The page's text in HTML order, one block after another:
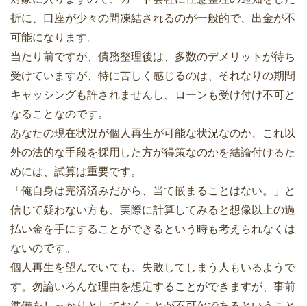
折に、口座が少々の間凍結されるのが一般的で、出金が不
可能になります。
当たり前ですが、債務整理後は、多数のデメリットが待ち
受けていますが、特に苦しく感じるのは、それなりの期間
キャッシングも許されませんし、ローンも受け付け不可と
なることなのです。
あなたの現在状況が個人再生が可能な状況なのか、これ以
外の法的な手段を採用した方が得策なのかを結論付けるた
めには、試算は重要です。
「俺自身は完済済みだから、当て嵌まることはない。」と
信じて疑わない方も、実際に計算してみると想像以上の過
払い金を手にすることができるという時も考えられなくは
ないのです。
個人再生を望んでいても、失敗してしまう人もいるようで
す。勿論いろんな理由を想定することができますが、事前